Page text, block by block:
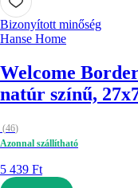
Bizonyított minőség
Hanse Home
Welcome
natúr színű,
(46)
Azonnal szállítható
5 439 Ft